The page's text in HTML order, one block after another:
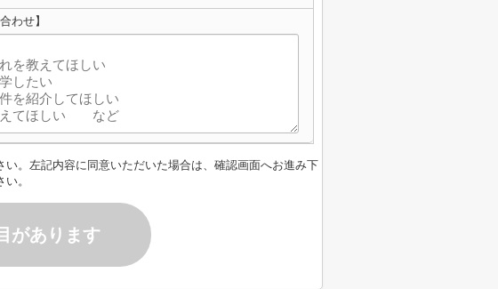
わせ】
い。左記内容に同意いただいた場合は、確認画面へお進み下
い。
があります